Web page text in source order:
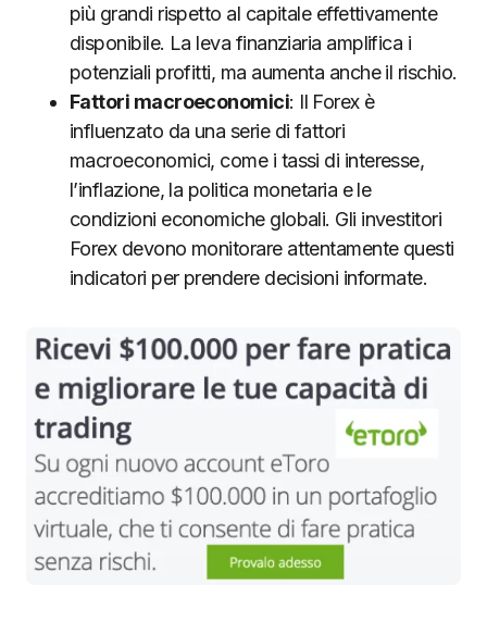
più grandi rispetto al capitale effettivamente
disponibile. La leva finanziaria amplifica i
potenziali profitti, ma aumenta anche il rischio.
Fattori macroeconomici: Il Forex è
influenzato da una serie di fattori
macroeconomici, come i tassi di interesse,
l’inflazione, la politica monetaria e le
condizioni economiche globali. Gli investitori
Forex devono monitorare attentamente questi
indicatori per prendere decisioni informate.